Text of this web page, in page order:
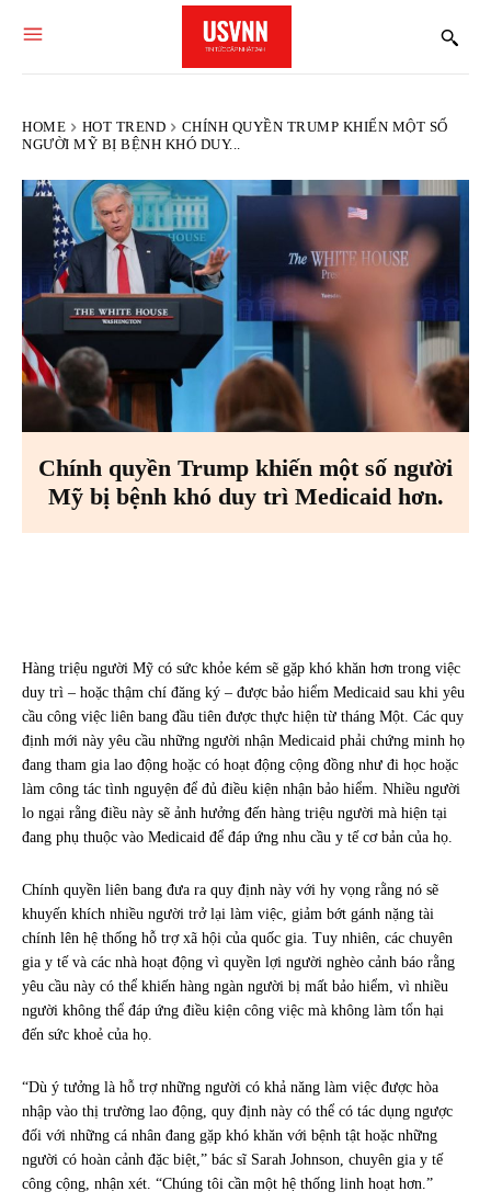
HOME HOT TREND
CHÍNH QUYỀN TRUMP KHIẾN MỘT SỐ
NGƯỜI MỸ BỊ BỆNH KHÓ DUY...
Chính quyền Trump khiến một số người
Mỹ bị bệnh khó duy trì Medicaid hơn.
Hàng triệu người Mỹ có sức khỏe kém sẽ gặp khó khăn hơn trong việc
duy trì – hoặc thậm chí đăng ký – được bảo hiểm Medicaid sau khi yêu
cầu công việc liên bang đầu tiên được thực hiện từ tháng Một. Các quy
định mới này yêu cầu những người nhận Medicaid phải chứng minh họ
đang tham gia lao động hoặc có hoạt động cộng đồng như đi học hoặc
làm công tác tình nguyện để đủ điều kiện nhận bảo hiểm. Nhiều người
lo ngại rằng điều này sẽ ảnh hưởng đến hàng triệu người mà hiện tại
đang phụ thuộc vào Medicaid để đáp ứng nhu cầu y tế cơ bản của họ.
Chính quyền liên bang đưa ra quy định này với hy vọng rằng nó sẽ
khuyến khích nhiều người trở lại làm việc, giảm bớt gánh nặng tài
chính lên hệ thống hỗ trợ xã hội của quốc gia. Tuy nhiên, các chuyên
gia y tế và các nhà hoạt động vì quyền lợi người nghèo cảnh báo rằng
yêu cầu này có thể khiến hàng ngàn người bị mất bảo hiểm, vì nhiều
người không thể đáp ứng điều kiện công việc mà không làm tổn hại
đến sức khoẻ của họ.
“Dù ý tưởng là hỗ trợ những người có khả năng làm việc được hòa
nhập vào thị trường lao động, quy định này có thể có tác dụng ngược
đối với những cá nhân đang gặp khó khăn với bệnh tật hoặc những
người có hoàn cảnh đặc biệt,” bác sĩ Sarah Johnson, chuyên gia y tế
công cộng, nhận xét. “Chúng tôi cần một hệ thống linh hoạt hơn.”